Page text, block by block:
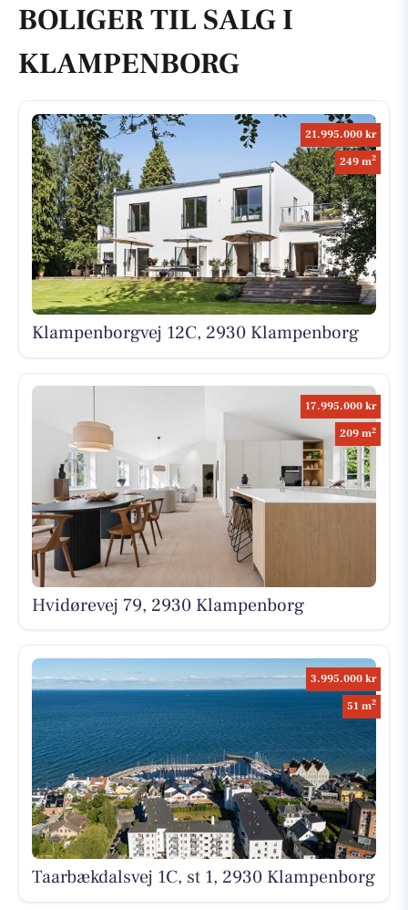
BOLIGER TIL SALG I
KLAMPENBORG
21.995.000 kr
249 m2
Klampenborgvej 12C, 2930 Klampenborg
17.995.000 kr
209 m2
Hvidørevej 79, 2930 Klampenborg
3.995.000 kr
51 m2
Taarbækdalsvej 1C, st 1, 2930 Klampenborg